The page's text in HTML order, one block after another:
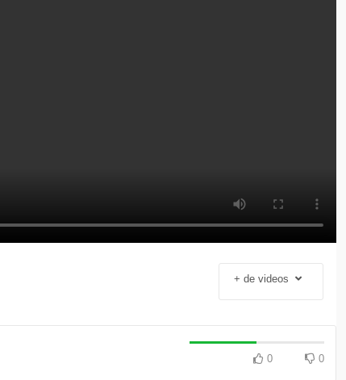
croissance au niveau mondial.
Holding : « We have already
+ de videos
0 0